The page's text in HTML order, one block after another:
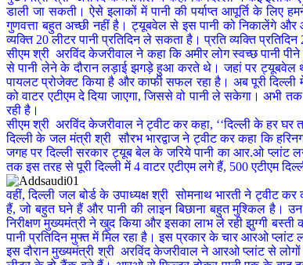
डाली जा सकती। ऐसे इलाकों में पानी की पर्याप्त आपूर्ति के
गुणवत्ता बहुत अच्छी नहीं है। ट्यूबवेल से इस पानी को निकालेंगे
व्यक्ति 20 लीटर पानी प्रतिदिन ले सकता है। प्रति व्यक्ति प्रतिदिन
सीएम श्री अरविंद केजरीवाल ने कहा कि अमीर लोग स्वच्छ पानी
से पानी लेने के दौरान लड़ाई झगड़े हुआ करते थे। जहां पर ट्यूबवेल
पायलट प्रोजेक्ट किया है और काफी सफल रहा है। अब पूरी दिल्ली
को वाटर एटीएम दे दिया जाएगा, जिससे वो पानी ले सकेगा। अभी
रही है।
सीएम श्री अरविंद केजरीवाल ने ट्वीट कर कहा, ‘‘दिल्ली के हर
दिल्ली के जल मंत्री श्री सौरभ भारद्वाज ने ट्वीट कर कहा कि
जगह पर दिल्ली सरकार ट्यूब बेल के जरिये पानी का आर.ओ प्लांट
तक इस तरह से पूरी दिल्ली में 4 वाटर एटीएम लगे हैं, 500 एटीएम
वहीं, दिल्ली जल बोर्ड के उपाध्यक्ष श्री सोमनाथ भारती ने ट्वीट
हैं, जो बहुत घने हैं और पानी की लाइन बिछाना बहुत मुश्किल है।
निरीक्षण मुख्यमंत्री ने खुद किया और इसका लाभ ले रही झुग्गी
पानी प्रतिदिन मुफ्त में मिल रहा है। इस प्रकार के चार आरओ
इस दौरान मुख्यमंत्री श्री अरविंद केजरीवाल ने आरओ प्लांट से